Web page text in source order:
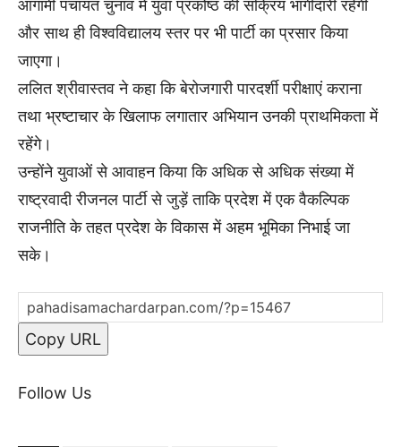
आगामी पंचायत चुनाव में युवा प्रकोष्ठ की सक्रिय भागीदारी रहेगी
और साथ ही विश्वविद्यालय स्तर पर भी पार्टी का प्रसार किया
जाएगा।
ललित श्रीवास्तव ने कहा कि बेरोजगारी पारदर्शी परीक्षाएं कराना
तथा भ्रष्टाचार के खिलाफ लगातार अभियान उनकी प्राथमिकता में
रहेंगे।
उन्होंने युवाओं से आवाहन किया कि अधिक से अधिक संख्या में
राष्ट्रवादी रीजनल पार्टी से जुड़ें ताकि प्रदेश में एक वैकल्पिक
राजनीति के तहत प्रदेश के विकास में अहम भूमिका निभाई जा
सके।
Copy URL
Follow Us